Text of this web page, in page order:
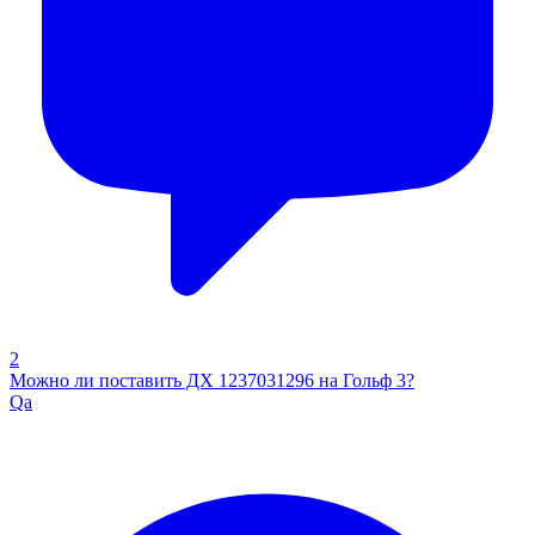
2
Можно ли поставить ДХ 1237031296 на Гольф 3?
Qa